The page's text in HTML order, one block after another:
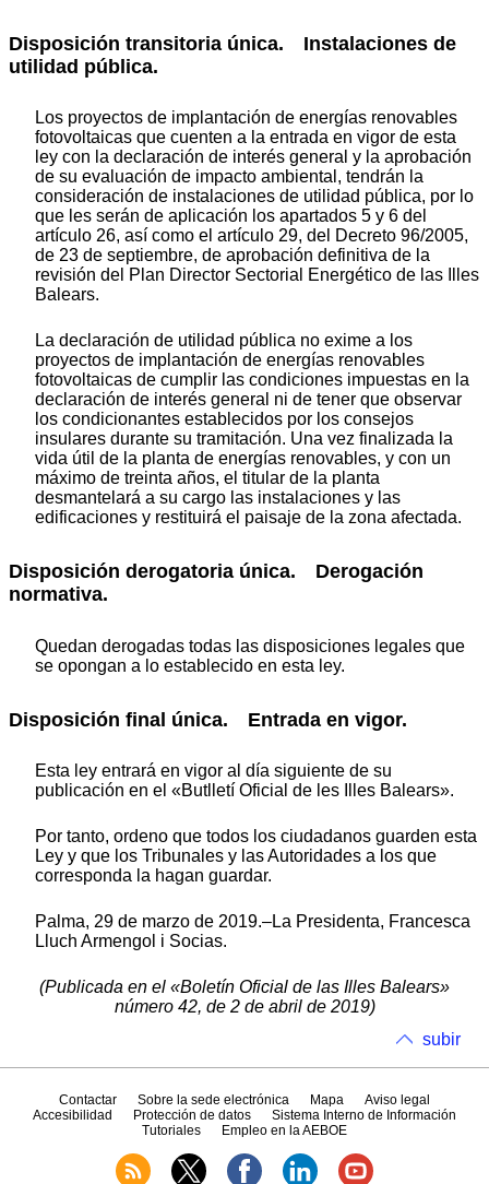
Disposición transitoria única. Instalaciones de
utilidad pública.
Los proyectos de implantación de energías renovables
fotovoltaicas que cuenten a la entrada en vigor de esta
ley con la declaración de interés general y la aprobación
de su evaluación de impacto ambiental, tendrán la
consideración de instalaciones de utilidad pública, por lo
que les serán de aplicación los apartados 5 y 6 del
artículo 26, así como el artículo 29, del Decreto 96/2005,
de 23 de septiembre, de aprobación definitiva de la
revisión del Plan Director Sectorial Energético de las Illes
Balears.
La declaración de utilidad pública no exime a los
proyectos de implantación de energías renovables
fotovoltaicas de cumplir las condiciones impuestas en la
declaración de interés general ni de tener que observar
los condicionantes establecidos por los consejos
insulares durante su tramitación. Una vez finalizada la
vida útil de la planta de energías renovables, y con un
máximo de treinta años, el titular de la planta
desmantelará a su cargo las instalaciones y las
edificaciones y restituirá el paisaje de la zona afectada.
Disposición derogatoria única. Derogación
normativa.
Quedan derogadas todas las disposiciones legales que
se opongan a lo establecido en esta ley.
Disposición final única. Entrada en vigor.
Esta ley entrará en vigor al día siguiente de su
publicación en el «Butlletí Oficial de les Illes Balears».
Por tanto, ordeno que todos los ciudadanos guarden esta
Ley y que los Tribunales y las Autoridades a los que
corresponda la hagan guardar.
Palma, 29 de marzo de 2019.–La Presidenta, Francesca
Lluch Armengol i Socias.
(Publicada en el «Boletín Oficial de las Illes Balears»
número 42, de 2 de abril de 2019)
subir
Contactar Sobre la sede electrónica Mapa
Aviso legal
Accesibilidad
Protección de datos
Sistema Interno de Información
Tutoriales
Empleo en la AEBOE